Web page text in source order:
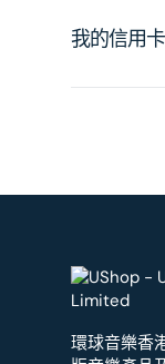
我的信用
環球音樂香